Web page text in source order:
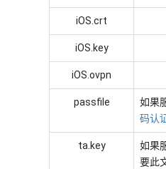
iOS.crt
iOS.key
iOS.ovpn
passfile 如果
码认
ta.key 如果
要此